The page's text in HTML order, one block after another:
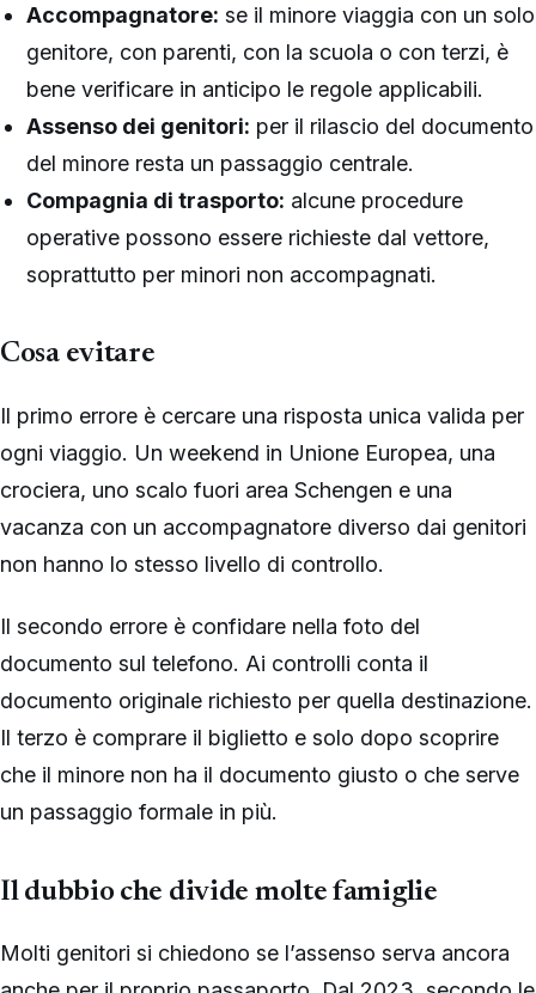
Accompagnatore: se il minore viaggia con un solo
genitore, con parenti, con la scuola o con terzi, è
bene verificare in anticipo le regole applicabili.
Assenso dei genitori: per il rilascio del documento
del minore resta un passaggio centrale.
Compagnia di trasporto: alcune procedure
operative possono essere richieste dal vettore,
soprattutto per minori non accompagnati.
Cosa evitare
Il primo errore è cercare una risposta unica valida per
ogni viaggio. Un weekend in Unione Europea, una
crociera, uno scalo fuori area Schengen e una
vacanza con un accompagnatore diverso dai genitori
non hanno lo stesso livello di controllo.
Il secondo errore è confidare nella foto del
documento sul telefono. Ai controlli conta il
documento originale richiesto per quella destinazione.
Il terzo è comprare il biglietto e solo dopo scoprire
che il minore non ha il documento giusto o che serve
un passaggio formale in più.
Il dubbio che divide molte famiglie
Molti genitori si chiedono se l’assenso serva ancora